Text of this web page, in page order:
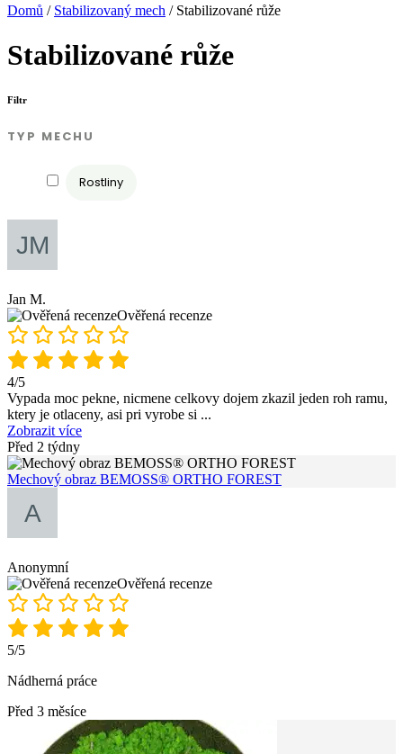
Domů / Stabilizovaný mech / Stabilizované růže
Stabilizované růže
Filtr
TYP MECHU
Rostliny
Jan M.
Ověřená recenze
4/5
Vypada moc pekne, nicmene celkovy dojem zkazil jeden roh ramu,
ktery je otlaceny, asi pri vyrobe si ...
Zobrazit více
Před 2 týdny
Mechový obraz BEMOSS® ORTHO FOREST
Anonymní
Ověřená recenze
5/5
Nádherná práce
Před 3 měsíce